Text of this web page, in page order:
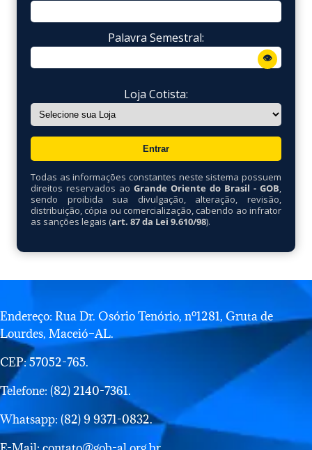
Palavra Semestral:
👁
Loja Cotista:
Todas as informações constantes neste sistema possuem
direitos reservados ao Grande Oriente do Brasil - GOB,
sendo proibida sua divulgação, alteração, revisão,
distribuição, cópia ou comercialização, cabendo ao infrator
as sanções legais (art. 87 da Lei 9.610/98).
Endereço: Rua Dr. Osório Tenório, nº1281, Gruta de
Lourdes, Maceió–AL.
CEP: 57052-765.
Telefone: (82) 2140-7361.
Whatsapp: (82) 9 9371-0832.